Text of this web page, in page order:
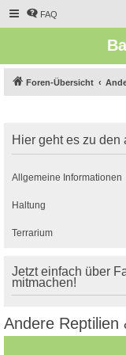
FAQ
Foren-Übersicht
Hier geht es zu
Allgemeine Informationen
Haltung
Terrarium
Jetzt einfach über
mitmachen!
Andere Reptilien